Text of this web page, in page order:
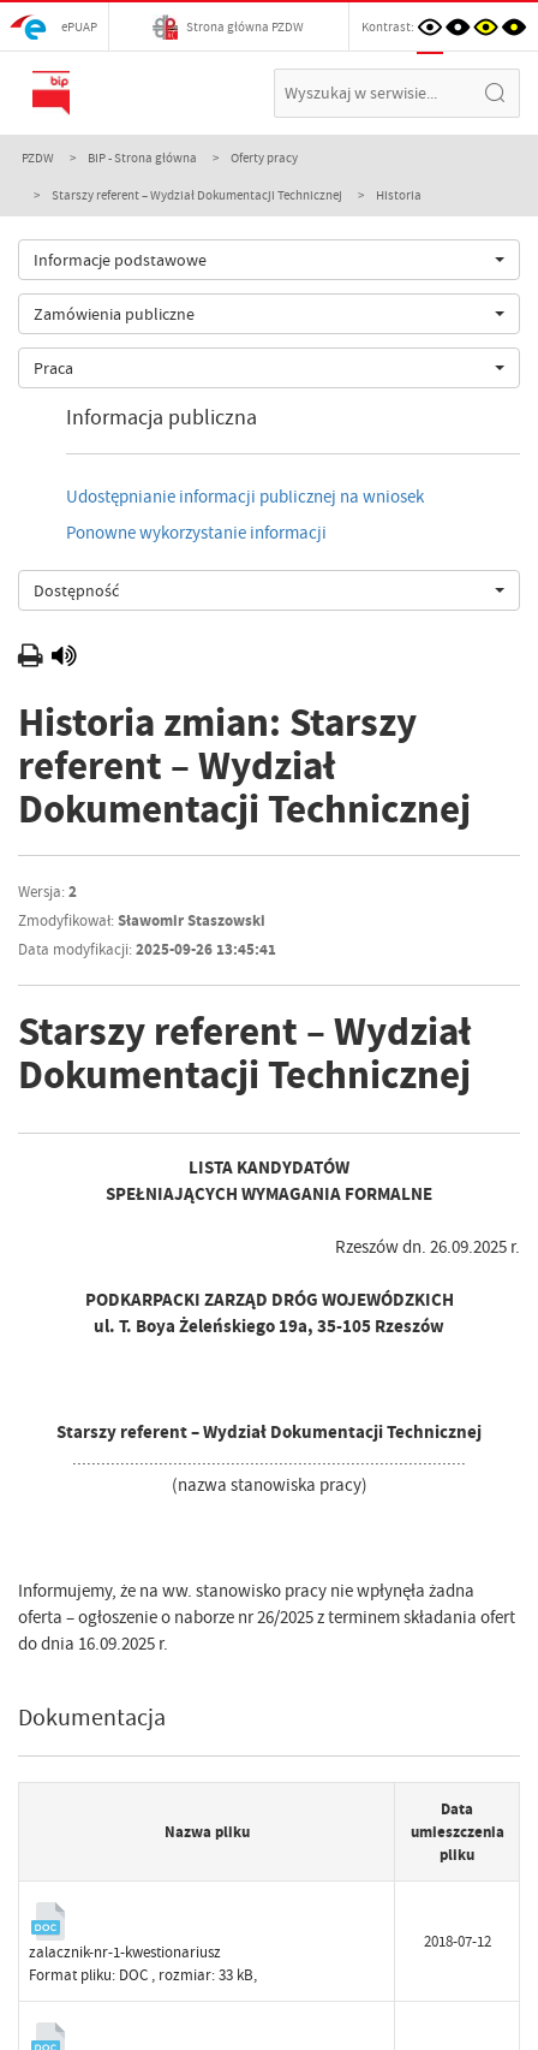
ePUAP Strona główna PZDW Kontrast:
PZDW BIP - Strona główna Oferty pracy
Starszy referent – Wydział Dokumentacji Technicznej Historia
Informacje podstawowe
Zamówienia publiczne
Praca
Informacja publiczna
Udostępnianie informacji publicznej na wniosek
Ponowne wykorzystanie informacji
Dostępność
Historia zmian: Starszy
referent – Wydział
Dokumentacji Technicznej
Wersja:2
Zmodyfikował:Sławomir Staszowski
Data modyfikacji:2025-09-26 13:45:41
Starszy referent – Wydział
Dokumentacji Technicznej
LISTA KANDYDATÓW
SPEŁNIAJĄCYCH WYMAGANIA FORMALNE
Rzeszów dn. 26.09.2025 r.
PODKARPACKI ZARZĄD DRÓG WOJEWÓDZKICH
ul. T. Boya Żeleńskiego 19a, 35-105 Rzeszów
Starszy referent – Wydział Dokumentacji Technicznej
..................................................................................
(nazwa stanowiska pracy)
Informujemy, że na ww. stanowisko pracy nie wpłynęła żadna
oferta – ogłoszenie o naborze nr 26/2025 z terminem składania ofert
do dnia 16.09.2025 r.
Dokumentacja
Nazwa pliku
Data
umieszczenia
pliku
zalacznik-nr-1-kwestionariusz
Format pliku: DOC , rozmiar: 33 kB,
2018-07-12